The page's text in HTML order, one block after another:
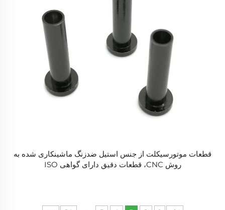
قطعات موتورسیکلت از جنس استیل ضدزنگ ماشینکاری شده به
روش CNC، قطعات دقیق دارای گواهی ISO